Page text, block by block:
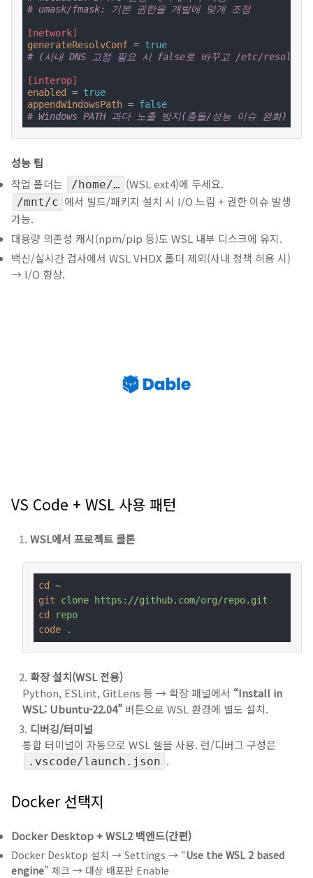
# umask/fmask: 기본 권한을 개발에 맞게 조정
[network]
generateResolvConf = true
# (사내 DNS 고정 필요 시 false로 바꾸고 /etc/
[interop]
enabled
= true
appendWindowsPath = false
# Windows PATH 과다 노출 방지(충돌/성능 이슈 완화)
성능 팁
작업 폴더는
/home/… (WSL ext4)에 두세요.
/mnt/c 에서 빌드/패키지 설치 시 I/O 느림 + 권한 이슈 발생
가능.
대용량 의존성 캐시(npm/pip 등)도 WSL 내부 디스크에 유지.
백신/실시간 검사에서 WSL VHDX 폴더 제외(사내 정책 허용 시)
→ I/O 향상.
VS Code + WSL 사용 패턴
WSL에서 프로젝트 클론
cd
~
git
clone https://github.com/org/repo.git
cd
repo
code
.
확장 설치(WSL 전용)
Python, ESLint, GitLens 등 → 확장 패널에서 “Install in
WSL: Ubuntu-22.04” 버튼으로 WSL 환경에 별도 설치.
디버깅/터미널
통합 터미널이 자동으로 WSL 쉘을 사용. 런/디버그 구성은
.vscode/launch.json .
Docker 선택지
Docker Desktop + WSL2 백엔드(간편)
Docker Desktop 설치 → Settings → “Use the WSL 2 based
engine” 체크 → 대상 배포판 Enable